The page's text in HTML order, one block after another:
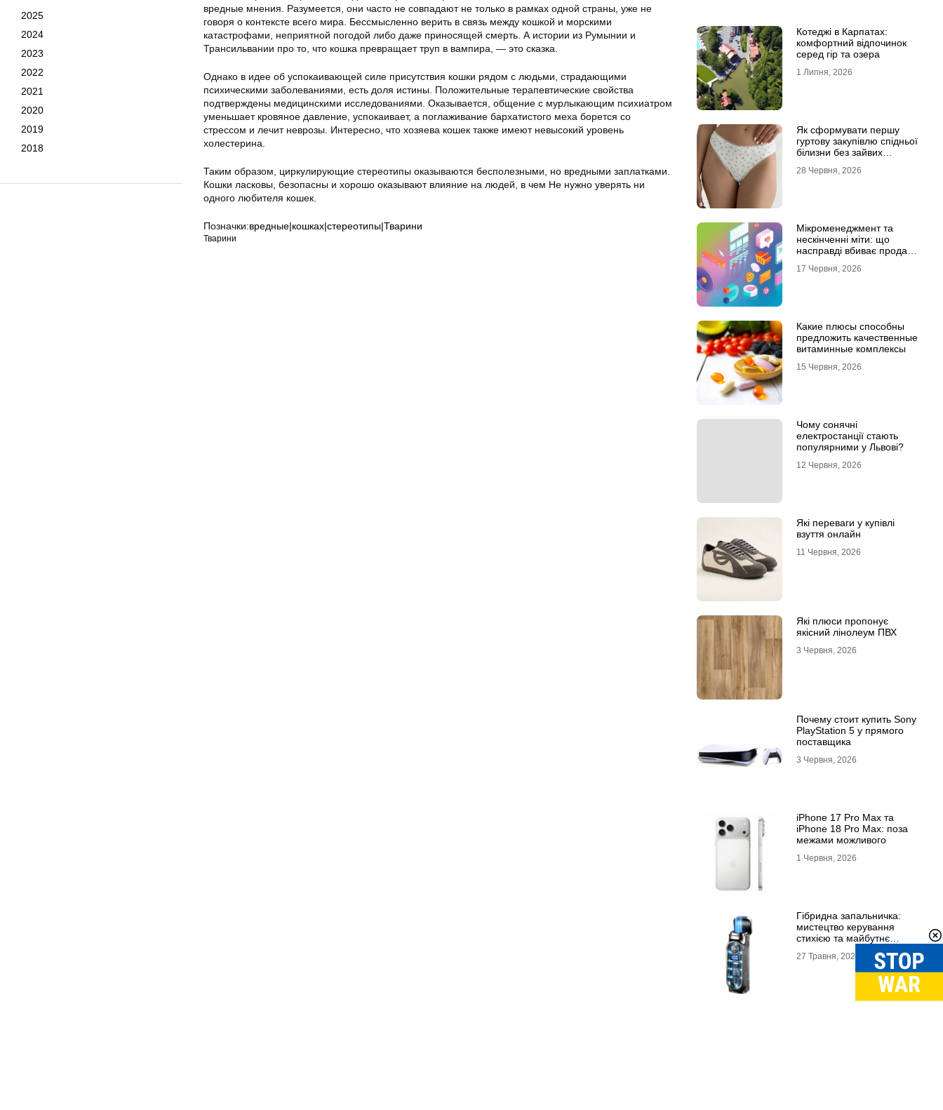
2025
2024
2023
2022
2021
2020
2019
2018
вредные мнения. Разумеется, они часто не совпадают не только в рамках одной страны, уже не
говоря о контексте всего мира. Бессмысленно верить в связь между кошкой и морскими
катастрофами, неприятной погодой либо даже приносящей смерть. А истории из Румынии и
Трансильвании про то, что кошка превращает труп в вампира, — это сказка.
Однако в идее об успокаивающей силе присутствия кошки рядом с людьми, страдающими
психическими заболеваниями, есть доля истины. Положительные терапевтические свойства
подтверждены медицинскими исследованиями. Оказывается, общение с мурлыкающим психиатром
уменьшает кровяное давление, успокаивает, а поглаживание бархатистого меха борется со
стрессом и лечит неврозы. Интересно, что хозяева кошек также имеют невысокий уровень
холестерина.
Таким образом, циркулирующие стереотипы оказываются бесполезными, но вредными заплатками.
Кошки ласковы, безопасны и хорошо оказывают влияние на людей, в чем Не нужно уверять ни
одного любителя кошек.
Позначки:вредные|кошках|стереотипы|Тварини
Тварини
Котеджі в Карпатах:
комфортний відпочинок
серед гір та озера
1 Липня, 2026
Як сформувати першу
гуртову закупівлю спідньої
білизни без зайвих
28 Червня, 2026
Мікроменеджмент та
нескінченні міти: що
насправді вбиває продажі
17 Червня, 2026
Какие плюсы способны
предложить качественные
витаминные комплексы
15 Червня, 2026
Чому сонячні
електростанції стають
популярними у Львові?
12 Червня, 2026
Які переваги у купівлі
взуття онлайн
11 Червня, 2026
Які плюси пропонує
якісний лінолеум ПВХ
3 Червня, 2026
Почему стоит купить Sony
PlayStation 5 у прямого
поставщика
3 Червня, 2026
iPhone 17 Pro Max та
iPhone 18 Pro Max: поза
межами можливого
1 Червня, 2026
Гібридна запальничка:
мистецтво керування
стихією та майбутнє
27 Травня, 2026